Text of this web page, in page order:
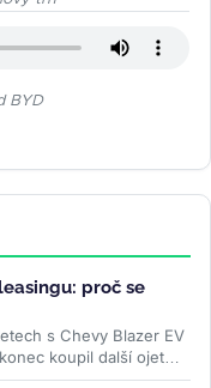
BYD
proč se
s Chevy Blazer EV
koupil další ojetý